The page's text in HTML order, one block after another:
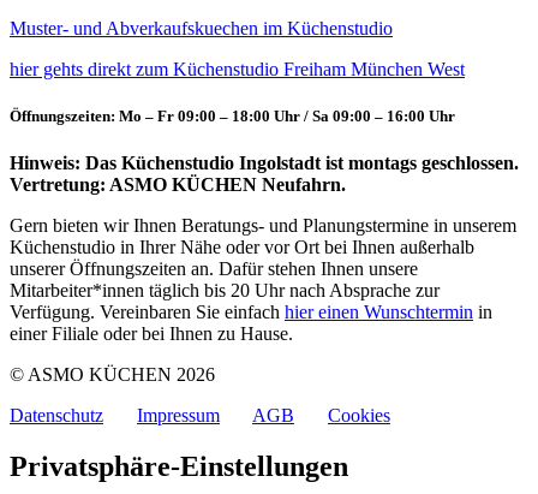
Muster- und Abverkaufskuechen im Küchenstudio
hier gehts direkt zum Küchenstudio Freiham München West
Öffnungszeiten: Mo – Fr 09:00 – 18:00 Uhr / Sa 09:00 – 16:00 Uhr
Hinweis: Das Küchenstudio Ingolstadt ist montags geschlossen.
Vertretung: ASMO KÜCHEN Neufahrn.
Gern bieten wir Ihnen Beratungs- und Planungstermine in unserem
Küchenstudio in Ihrer Nähe oder vor Ort bei Ihnen außerhalb
unserer Öffnungszeiten an. Dafür stehen Ihnen unsere
Mitarbeiter*innen täglich bis 20 Uhr nach Absprache zur
Verfügung. Vereinbaren Sie einfach hier einen Wunschtermin in
einer Filiale oder bei Ihnen zu Hause.
© ASMO KÜCHEN 2026
Datenschutz
Impressum AGB Cookies
Privatsphäre-Einstellungen